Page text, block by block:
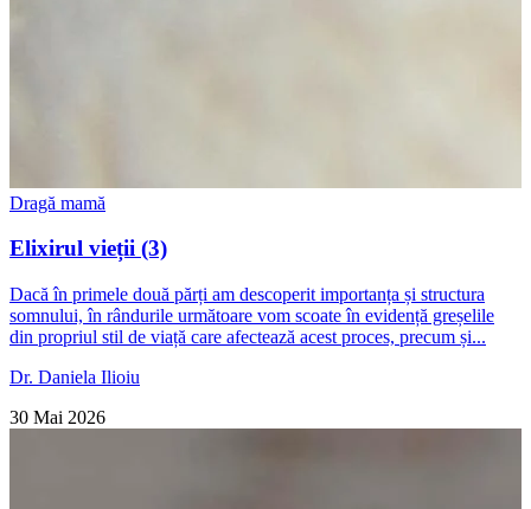
Dragă mamă
Elixirul vieții (3)
Dacă în primele două părți am descoperit importanța și structura
somnului, în rândurile următoare vom scoate în evidență greșelile
din propriul stil de viață care afectează acest proces, precum și...
Dr. Daniela Ilioiu
30 Mai 2026